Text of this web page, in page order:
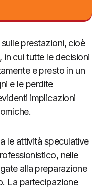
prestazioni, cioè
in cui tutte le decisioni
e presto in un
e le perdite
implicazioni
le attività speculative
nelle
alla preparazione
La partecipazione